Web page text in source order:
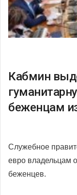
Кабмин
беженцам
Служебное
евро владельцам
беженцев.